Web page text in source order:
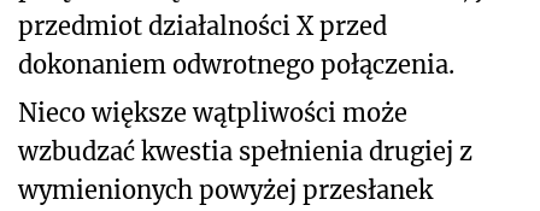
przedmiot działalności X przed
dokonaniem odwrotnego połączenia.
Nieco większe wątpliwości może
wzbudzać kwestia spełnienia drugiej z
wymienionych powyżej przesłanek